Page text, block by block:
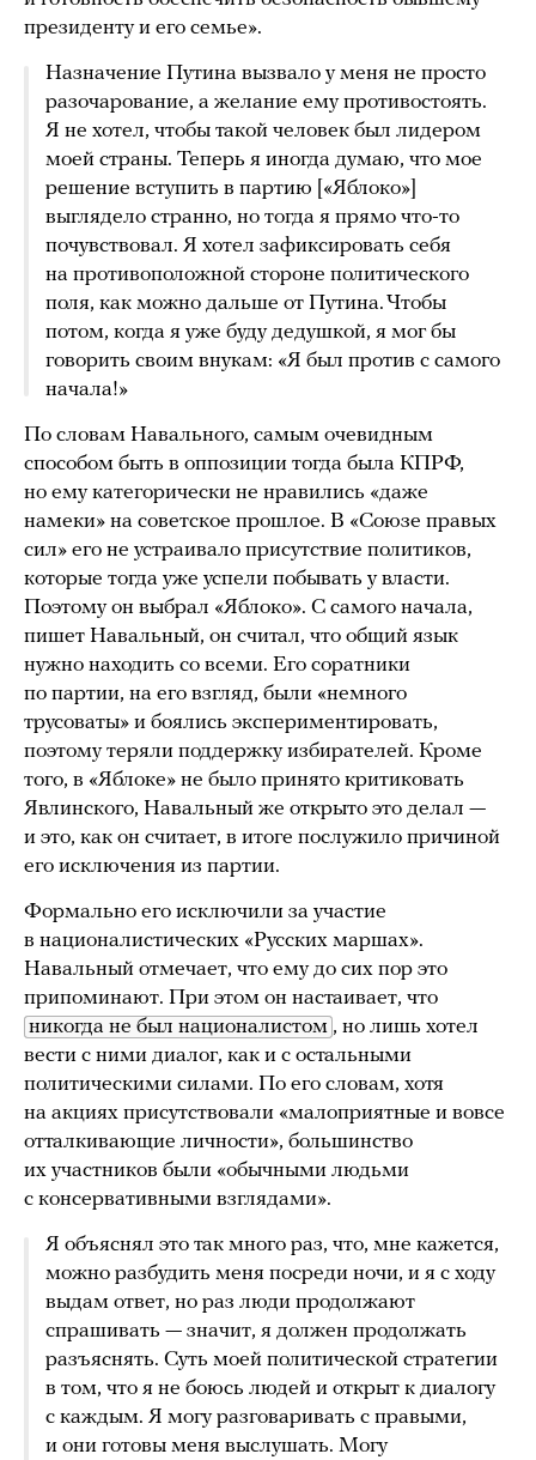
президенту и его семье».
Назначение Путина вызвало у меня не просто
разочарование, а желание ему противостоять.
Я не хотел, чтобы такой человек был лидером
моей страны. Теперь я иногда думаю, что мое
решение вступить в партию [«Яблоко»]
выглядело странно, но тогда я прямо что-то
почувствовал. Я хотел зафиксировать себя
на противоположной стороне политического
поля, как можно дальше от Путина. Чтобы
потом, когда я уже буду дедушкой, я мог бы
говорить своим внукам: «Я был против с самого
начала!»
По словам Навального, самым очевидным
способом быть в оппозиции тогда была КПРФ,
но ему категорически не нравились «даже
намеки» на советское прошлое. В «Союзе правых
сил» его не устраивало присутствие политиков,
которые тогда уже успели побывать у власти.
Поэтому он выбрал «Яблоко». С самого начала,
пишет Навальный, он считал, что общий язык
нужно находить со всеми. Его соратники
по партии, на его взгляд, были «немного
трусоваты» и боялись экспериментировать,
поэтому теряли поддержку избирателей. Кроме
того, в «Яблоке» не было принято критиковать
Явлинского, Навальный же открыто это делал —
и это, как он считает, в итоге послужило причиной
его исключения из партии.
Формально его исключили за участие
в националистических «Русских маршах».
Навальный отмечает, что ему до сих пор это
припоминают. При этом он настаивает, что
никогда не был националистом , но лишь хотел
вести с ними диалог, как и с остальными
политическими силами. По его словам, хотя
на акциях присутствовали «малоприятные и вовсе
отталкивающие личности», большинство
их участников были «обычными людьми
с консервативными взглядами».
Я объяснял это так много раз, что, мне кажется,
можно разбудить меня посреди ночи, и я с ходу
выдам ответ, но раз люди продолжают
спрашивать — значит, я должен продолжать
разъяснять. Суть моей политической стратегии
в том, что я не боюсь людей и открыт к диалогу
с каждым. Я могу разговаривать с правыми,
и они готовы меня выслушать. Могу